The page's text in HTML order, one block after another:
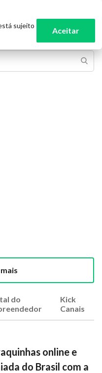
do
Kick
Canais
online e
do Brasil com a
sujeito
Aceitar